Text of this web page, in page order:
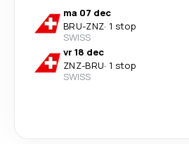
ma 07 dec
BRU-ZNZ· 1 stop
SWISS
vr 18 dec
ZNZ-BRU· 1 stop
SWISS